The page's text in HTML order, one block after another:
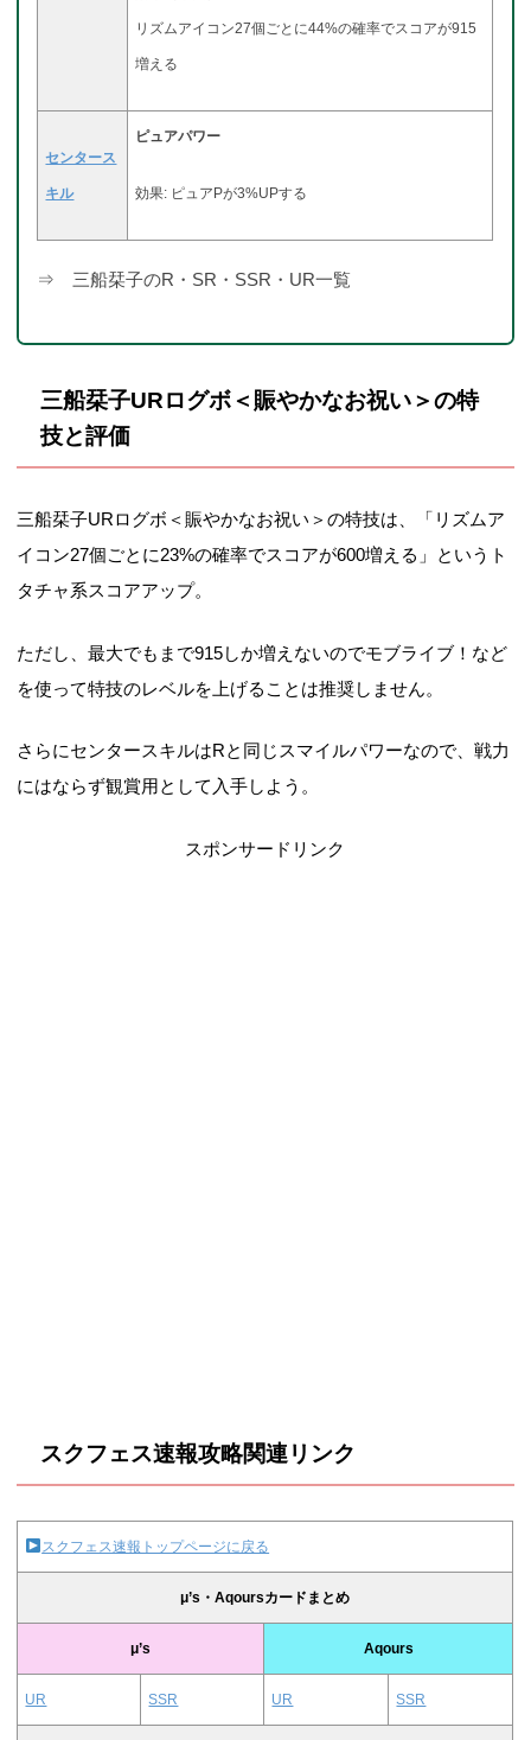
リズムアイコン27個ごとに44%の確率でスコアが915
増える
センタース
キル
ピュアパワー
効果: ピュアPが3%UPする
⇒ 三船栞子のR・SR・SSR・UR一覧
三船栞子URログボ＜賑やかなお祝い＞の特
技と評価
三船栞子URログボ＜賑やかなお祝い＞の特技は、「リズムア
イコン27個ごとに23%の確率でスコアが600増える」というト
タチャ系スコアアップ。
ただし、最大でもまで915しか増えないのでモブライブ！など
を使って特技のレベルを上げることは推奨しません。
さらにセンタースキルはRと同じスマイルパワーなので、戦力
にはならず観賞用として入手しよう。
スポンサードリンク
スクフェス速報攻略関連リンク
スクフェス速報トップページに戻る
μ’s・Aqoursカードまとめ
μ’s Aqours
UR SSR UR SSR